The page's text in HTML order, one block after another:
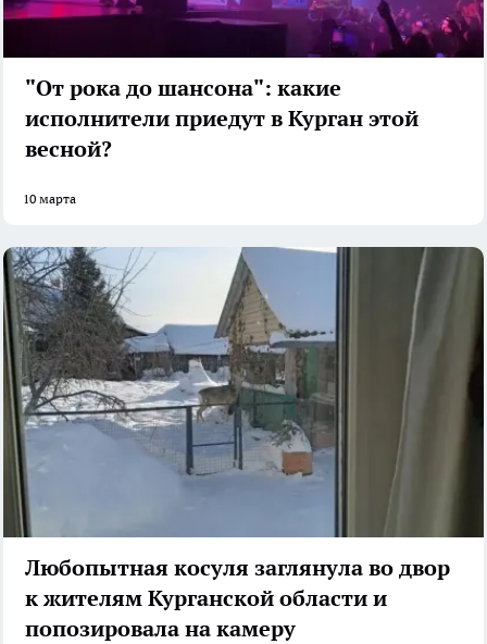
"От рока до шансона": какие
исполнители приедут в Курган этой
весной?
10 марта
Любопытная косуля заглянула во двор
к жителям Курганской области и
попозировала на камеру